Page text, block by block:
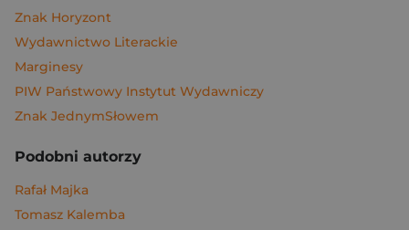
Znak Horyzont
Wydawnictwo Literackie
Marginesy
PIW Państwowy Instytut Wydawniczy
Znak JednymSłowem
Podobni autorzy
Rafał Majka
Tomasz Kalemba